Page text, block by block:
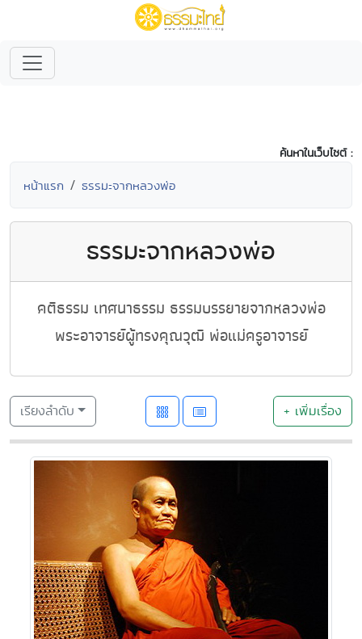
ค้นหาในเว็บไซต์ :
หน้าแรก ธรรมะจากหลวงพ่อ
ธรรมะจากหลวงพ่อ
คติธรรม เทศนาธรรม ธรรมบรรยายจากหลวงพ่อ
พระอาจารย์ผู้ทรงคุณวุฒิ พ่อแม่ครูอาจารย์
เรียงลำดับ + เพิ่มเรื่อง